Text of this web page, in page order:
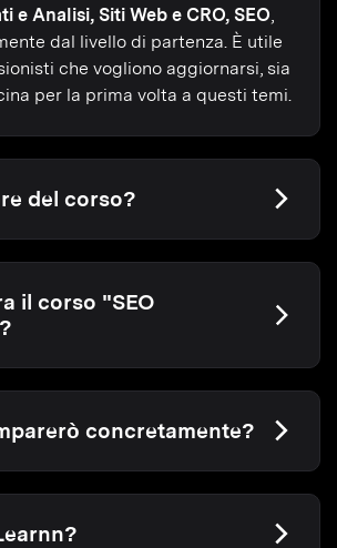
e Analisi, Siti Web e CRO, SEO
dal livello di partenza. È utile
che vogliono aggiornarsi, sia
per la prima volta a questi temi.
del corso?
il corso "SEO
concretamente?